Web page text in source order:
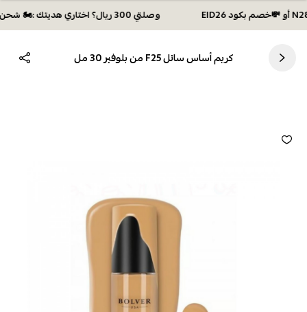
وصلتي 300 ريال؟ اختاري هديتك :🏍 شحن مجاني بكود N28 أو 💸خصم بكود EID26
كريم أساس سائل F25 من بلوفير 30 مل